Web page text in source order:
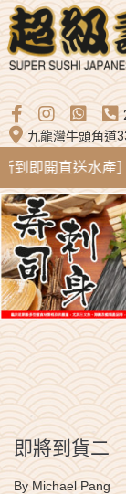
九龍灣牛頭角道
即開直送水產］
即將到貨二
By Michael Pang